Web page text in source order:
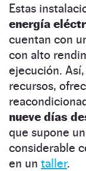
Estas
energía
cuentan con
con alto
ejecución.
recursos,
nueve días
que supone
considerable
en un taller.